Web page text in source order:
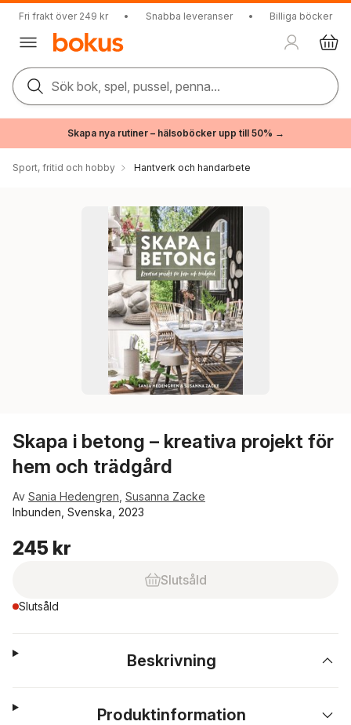
Fri frakt över 249 kr • Snabba leveranser • Billiga böcker
Sök bok, spel, pussel, penna...
Skapa nya rutiner – hälsoböcker upp till 50% →
Sport, fritid och hobby Hantverk och handarbete
Skapa i betong – kreativa projekt för
hem och trädgård
Av Sania Hedengren Susanna Zacke
Inbunden, Svenska, 2023
245 kr
Slutsåld
Slutsåld
Beskrivning
Produktinformation